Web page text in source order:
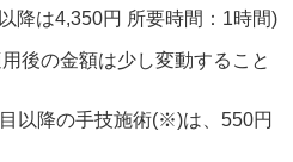
降は4,350円 所要時間：1時間)
後の金額は少し変動すること
以降の手技施術(※)は、550円